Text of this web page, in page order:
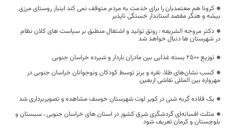
کرونا هم معتمدیان را برای خدمت به مردم متوقف نمی کند اینبار روستای مرزی
بیشه و هنگر مقصد استاندار خستگی ناپذیر
دکتر مروجه الشریعه : رونق تولید و اشتغال منطبق بر سیاست های کلان نظام
در شهرستان ها دنبال خواهد شد
توزیع 2500 بسته غذایی بین مادران باردار و شیرده خراسان جنوبی
کسب نشان‌های طلا، نقره و برنز توسط کودکان ونوجوانان خراسان جنوبی در
مهرواره بین المللی نقاشی اربعین
یک قلاده گربه شنی در کویر لوت شهرستان خوسف مشاهده و تصویربرداری شد
مثلث افسانه‌ای گردشگری شرق کشور در استان های خراسان جنوبی ، سیستان و
بلوچستان و کرمان تعریف شود